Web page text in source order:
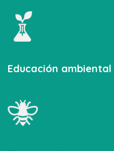
Educación ambiental